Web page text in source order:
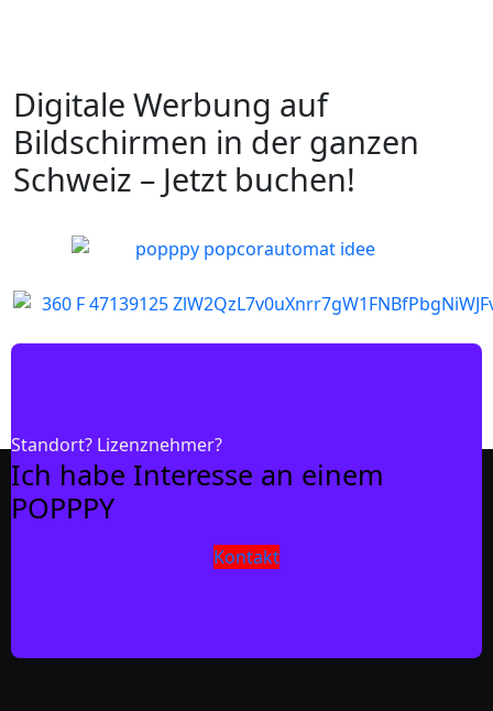
Digitale Werbung auf
Bildschirmen in der ganzen
Schweiz – Jetzt buchen!
Standort? Lizenznehmer?
Ich habe Interesse an einem
POPPPY
Kontakt